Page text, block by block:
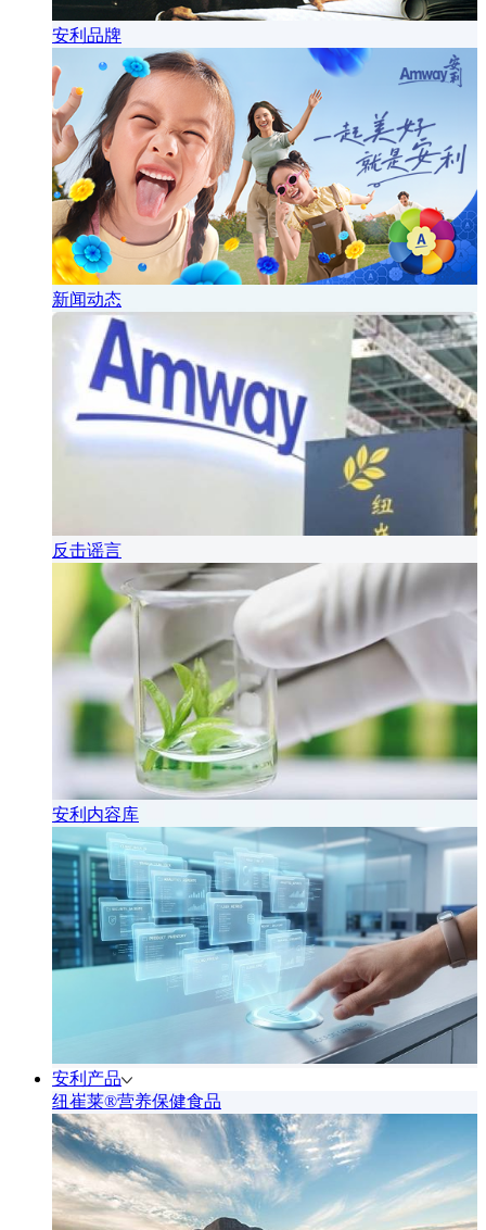
安利品牌
新闻动态
反击谣言
安利内容库
安利产品
纽崔莱®营养保健食品